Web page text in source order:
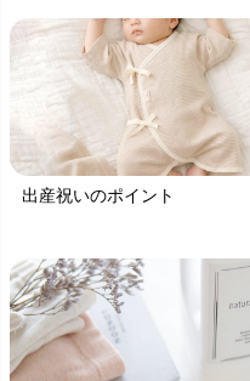
出産祝いのポイント